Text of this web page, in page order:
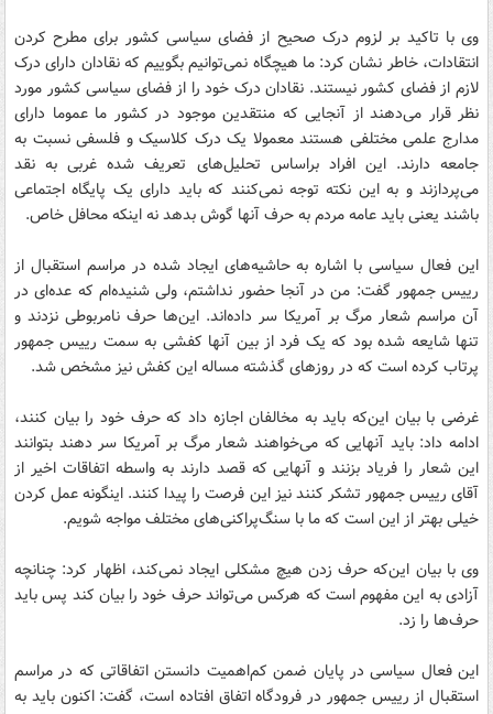
وی با تاکید بر لزوم درک صحیح از فضای سیاسی کشور برای مطرح کردن
انتقادات، خاطر نشان کرد: ما هیچگاه نمی‌توانیم بگوییم که نقادان دارای درک
لازم از فضای کشور نیستند. نقادان درک خود را از فضای سیاسی کشور مورد
نظر قرار می‌دهند از آنجایی که منتقدین موجود در کشور ما عموما دارای
مدارج علمی مختلفی هستند معمولا یک درک کلاسیک و فلسفی نسبت به
جامعه دارند. این افراد براساس تحلیل‌های تعریف شده غربی به نقد
می‌پردازند و به این نکته توجه نمی‌کنند که باید دارای یک پایگاه اجتماعی
باشند یعنی باید عامه مردم به حرف آنها گوش بدهد نه اینکه محافل خاص.
این فعال سیاسی با اشاره به حاشیه‌های ایجاد شده در مراسم استقبال از
رییس جمهور گفت: من در آنجا حضور نداشتم، ولی شنیده‌ام که عده‌ای در
آن مراسم شعار مرگ بر آمریکا سر داده‌اند. این‌ها حرف نامربوطی نزدند و
تنها شایعه شده بود که یک فرد از بین آنها کفشی به سمت رییس جمهور
پرتاب کرده است که در روزهای گذشته مساله این کفش نیز مشخص شد.
غرضی با بیان این‌که باید به مخالفان اجازه داد که حرف خود را بیان کنند،
ادامه داد: باید آنها‌یی که می‌خواهند شعار مرگ بر آمریکا سر دهند بتوانند
این شعار را فریاد بزنند و آنها‌یی که قصد دارند به واسطه اتفاقات اخیر از
آقای رییس جمهور تشکر کنند نیز این فرصت را پیدا کنند. اینگونه عمل کردن
خیلی بهتر از این است که ما با سنگ‌پراکنی‌های مختلف مواجه شویم.
وی با بیان این‌که حرف زدن هیچ مشکلی ایجاد نمی‌کند، اظهار کرد: چنانچه
آزادی به این مفهوم است که هرکس می‌تواند حرف خود را بیان کند پس باید
حرف‌ها را زد.
این فعال سیاسی در پایان ضمن کم‌اهمیت دانستن اتفاقاتی که در مراسم
استقبال از رییس جمهور در فرودگاه اتفاق افتاده است، گفت: اکنون باید به